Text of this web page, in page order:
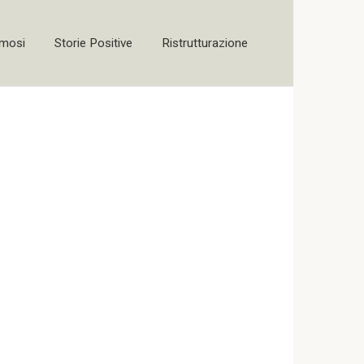
Storie Positive Ristrutturazione